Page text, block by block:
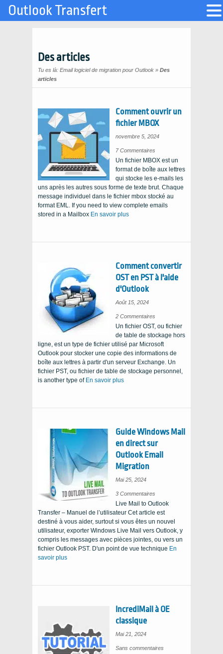
Des articles
Tu es là: Email logiciel de migration pour Outlook » Des
articles
Comment ouvrir un
fichier MBOX
novembre 5, 2024
7 Commentaires
ouvrir
fichier
MBOX
Un fichier MBOX est un
format de boîte aux lettres
qui stocke les e-mails les
uns après les autres sous forme de texte brut. Chaque
message individuel dans le fichier mbox stocké au
format EML. If you need to view complete emails
stored in a Mailbox En savoir plus
Comment convertir
OST en PST à l'aide
d'Outlook
Août 15, 2024
2 Commentaires
convertir
OST
en
PST
à
l'aide
d'Outlook
Un fichier OST, ou fichier
de table de stockage hors
ligne, est un type de fichier utilisé par Microsoft
Outlook pour stocker une copie des informations de
boîte aux lettres à partir d'un serveur Exchange. Un
fichier PST, ou fichier de table de stockage personnel,
is another type of En savoir plus
Guide Windows Mail
en direct sur
Outlook Email
Migration
Mai 25, 2024
3 Commentaires
Live
to
Email
Migration
Guide
Live Mail to Outlook
Transfer – Manuel de l’utilisateur Cet article est
destiné à vous aider, surtout si vous êtes un nouvel
utilisateur, exporter Windows Live Mail vers Outlook, y
compris les messages avec pièces jointes, ou vers un
fichier Outlook PST. D'un point de vue technique En
savoir plus
IncrediMail à OE
classique
Mai 21, 2024
Sans commentaires
Outlook Transfert